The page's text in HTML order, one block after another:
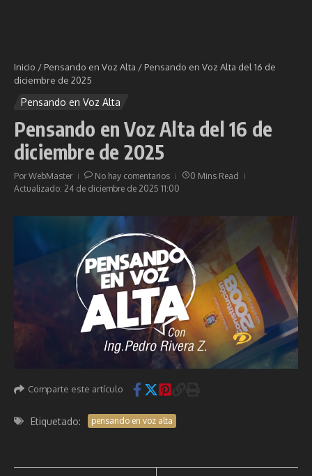
Inicio / Pensando en Voz Alta / Pensando en Voz Alta del 16 de
diciembre de 2025
Pensando en Voz Alta
Pensando en Voz Alta del 16 de
diciembre de 2025
PorWebMaster No hay comentarios
0 Mins Read
Actualizado: 24 de diciembre de 2025 11:00
Comparte este artículo
Etiquetado: pensando en voz alta